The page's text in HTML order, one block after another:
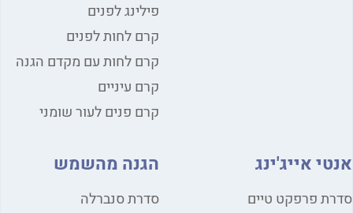
פילינג לפנים
קרם לחות לפנים
קרם לחות עם מקדם הגנה
קרם עיניים
קרם פנים לעור שומני
אייג'ינג
פרפקט טיים
הגנה מהשמש
סדרת סנברלה